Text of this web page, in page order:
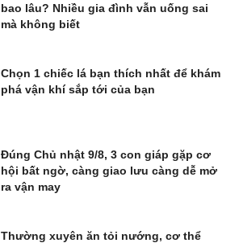
bao lâu? Nhiều gia đình vẫn uống sai
mà không biết
Chọn 1 chiếc lá bạn thích nhất để khám
phá vận khí sắp tới của bạn
Đúng Chủ nhật 9/8, 3 con giáp gặp cơ
hội bất ngờ, càng giao lưu càng dễ mở
ra vận may
Thường xuyên ăn tỏi nướng, cơ thể